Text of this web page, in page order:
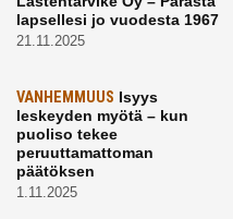
lapsellesi jo vuodesta 1967
21.11.2025
VANHEMMUUS Isyys
leskeyden myötä – kun
puoliso tekee
peruuttamattoman
päätöksen
1.11.2025